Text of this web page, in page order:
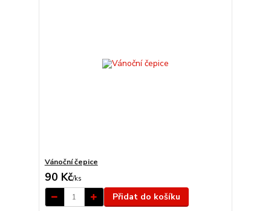
Vánoční čepice
90 Kč/ks
Přidat do košíku